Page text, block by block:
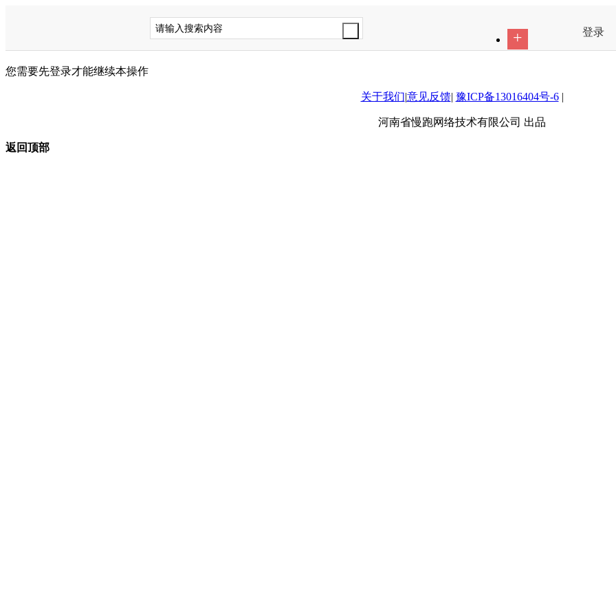
登录
+
您需要先登录才能继续本操作
关于我们|意见反馈| 豫ICP备13016404号-6 |
河南省慢跑网络技术有限公司 出品
返回顶部